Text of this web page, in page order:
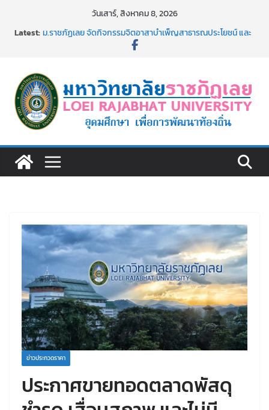
วันเสาร์, สิงหาคม 8, 2026
Latest:ม.ราชภัฏเลย จัดกิจกรรมจิตอาสาบำเพ็ญสาธารณประโยชน์ และ
เงินรายได้
ม.ราชภัฏเลย จัดมหกรรมวิชาการ เปิดบ้าน LRU ครั้งที่ 4 เปิดให้
นักเรียนมัธยมปลายค้นหาสาขาวิชาในฝัน สู่อนาคตที่ใช่
อธิการบดี มรภ.เลย ร่วมประชุมชี้แจงกับคณะอนุกรรมาธิการ
ประจำปีงบประมาณ พ.ศ. 2570
๑,๙๗๒ ชุด โดยวิธีเฉพาะเจาะจง
ข่าวประกวดราคา
ประกาศขายทอดตลาดพัสดุ